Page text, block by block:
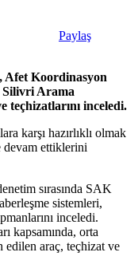
Paylaş
Afet Koordinasyon
Silivri Arama
inceledi.
karşı hazırlıklı olmak
devam ettiklerini
sırasında SAK
sistemleri,
inceledi.
kapsamında, orta
edilen araç, teçhizat ve